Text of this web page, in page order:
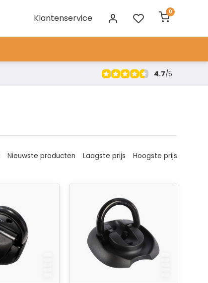
Klantenservice
0
4.7/5
Nieuwste producten Laagste prijs Hoogste prijs